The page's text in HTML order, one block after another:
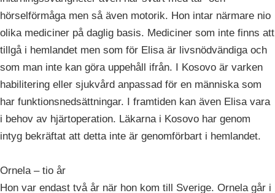
hörselförmåga men så även motorik. Hon intar närmare nio
olika mediciner på daglig basis. Mediciner som inte finns att
tillgå i hemlandet men som för Elisa är livsnödvändiga och
som man inte kan göra uppehåll ifrån. I Kosovo är varken
habilitering eller sjukvård anpassad för en människa som
har funktionsnedsättningar. I framtiden kan även Elisa vara
i behov av hjärtoperation. Läkarna i Kosovo har genom
intyg bekräftat att detta inte är genomförbart i hemlandet.
Ornela – tio år
Hon var endast två år när hon kom till Sverige. Ornela går i